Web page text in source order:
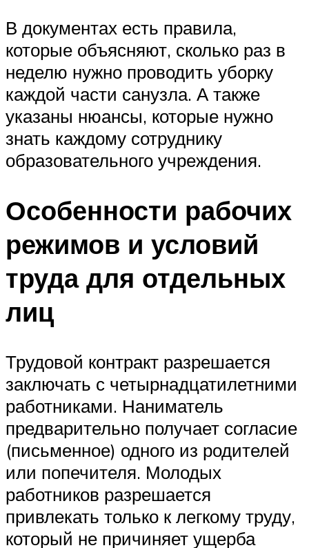
В документах есть правила,
которые объясняют, сколько раз в
неделю нужно проводить уборку
каждой части санузла. А также
указаны нюансы, которые нужно
знать каждому сотруднику
образовательного учреждения.
Особенности рабочих
режимов и условий
труда для отдельных
лиц
Трудовой контракт разрешается
заключать с четырнадцатилетними
работниками. Наниматель
предварительно получает согласие
(письменное) одного из родителей
или попечителя. Молодых
работников разрешается
привлекать только к легкому труду,
который не причиняет ущерба